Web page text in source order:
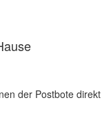
der Postbote direkt